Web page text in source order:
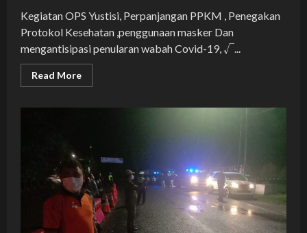
Kegiatan OPS Yustisi, Perpanjangan PPKM , Penegakan
Protokol Kesehatan ,penggunaan masker Dan
mengantisipasi penularan wabah Covid-19, √...
Read MoreRead
more
PROTOKOL
KESEHATAN
BERSAMA
POLRES
TANJUNGBALAI
DALAM
RANGKA
PENCEGAHAN
PENYEBARAN